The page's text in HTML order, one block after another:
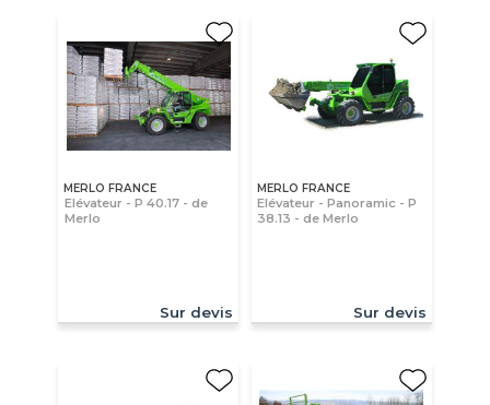
MERLO FRANCE
Elévateur - P 40.17 - de
Merlo
Sur devis
MERLO FRANCE
Elévateur - Panoramic - P
38.13 - de Merlo
Sur devis